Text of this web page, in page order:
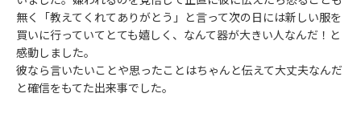
無く「教えてくれてありがとう」と言って次の日には新しい服を
買いに行っていてとても嬉しく、なんて器が大きい人なんだ！と
感動しました。
彼なら言いたいことや思ったことはちゃんと伝えて大丈夫なんだ
と確信をもてた出来事でした。